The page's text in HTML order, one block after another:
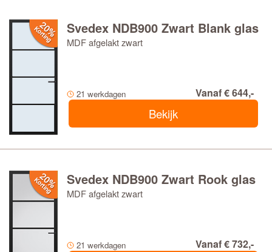
Svedex NDB900 Zwart Blank glas
MDF afgelakt zwart
21 werkdagen Vanaf € 644,-
Bekijk
Svedex NDB900 Zwart Rook glas
MDF afgelakt zwart
21 werkdagen Vanaf € 732,-